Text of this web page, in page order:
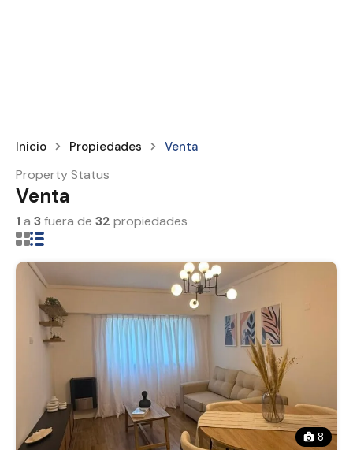
Inicio Propiedades Venta
Property Status
Venta
1a 3fuera de 32 propiedades
8